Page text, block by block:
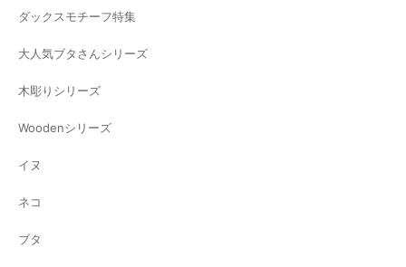
ダックスモチーフ特集
大人気ブタさんシリーズ
木彫りシリーズ
Woodenシリーズ
イヌ
ネコ
ブタ